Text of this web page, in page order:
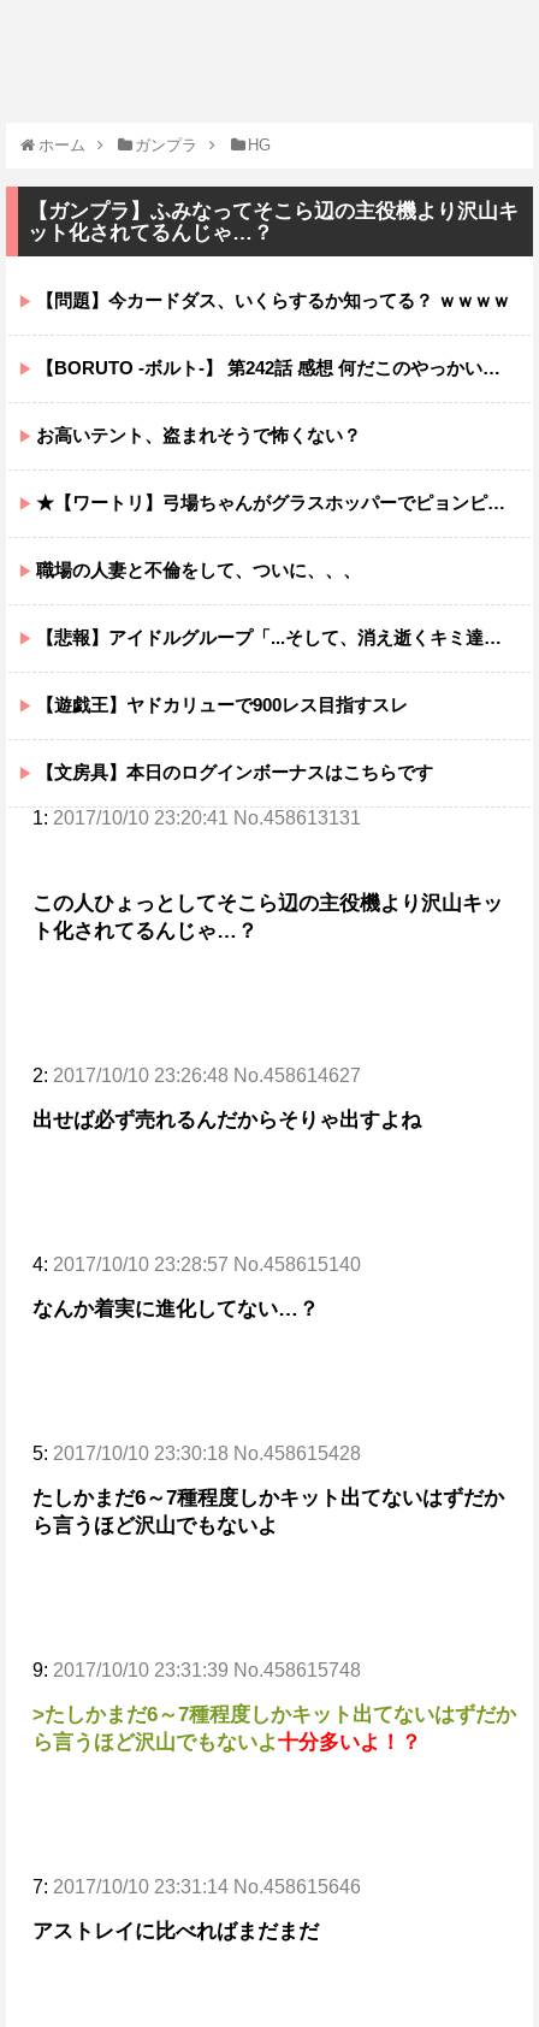
ホーム ガンプラ HG
【ガンプラ】ふみなってそこら辺の主役機より沢山キ
ット化されてるんじゃ…？
【問題】今カードダス、いくらするか知ってる？ ｗｗｗｗ
【BORUTO -ボルト-】 第242話 感想 何だこのやっかいな弓使い！？
お高いテント、盗まれそうで怖くない？
★【ワートリ】弓場ちゃんがグラスホッパーでピョンピョン飛んでるところ想像するとジワジワくるから使わんでくれ
職場の人妻と不倫をして、ついに、、、
【悲報】アイドルグループ「...そして、消え逝くキミ達と。」結成5カ月で消え逝くｗｗｗｗ
【遊戯王】ヤドカリューで900レス目指すスレ
【文房具】本日のログインボーナスはこちらです
1: 2017/10/10 23:20:41 No.458613131
この人ひょっとしてそこら辺の主役機より沢山キッ
ト化されてるんじゃ…？
2: 2017/10/10 23:26:48 No.458614627
出せば必ず売れるんだからそりゃ出すよね
4: 2017/10/10 23:28:57 No.458615140
なんか着実に進化してない…？
5: 2017/10/10 23:30:18 No.458615428
たしかまだ6～7種程度しかキット出てないはずだか
ら言うほど沢山でもないよ
9: 2017/10/10 23:31:39 No.458615748
>たしかまだ6～7種程度しかキット出てないはずだか
ら言うほど沢山でもないよ十分多いよ！？
7: 2017/10/10 23:31:14 No.458615646
アストレイに比べればまだまだ